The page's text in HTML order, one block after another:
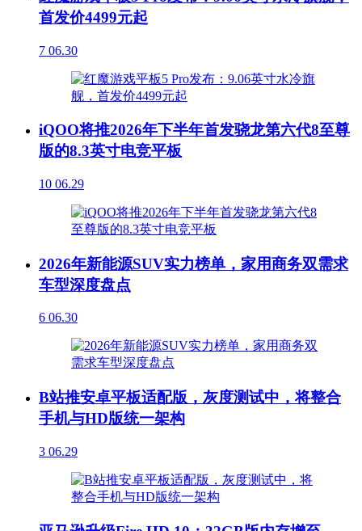
首发价4499元起
7 06.30
iQOO将推2026年下半年首发骁龙第六代8至尊
版的8.3英寸电竞平板
10 06.29
2026年新能源SUV实力榜单，家用商务双需求
车型深度盘点
6 06.30
B站推安卓平板适配版，灰度测试中，将整合
手机与HD版统一架构
3 06.29